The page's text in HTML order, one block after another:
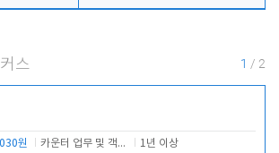
스 1 / 2
원 카운터 업무 및 객실관리(청소상태 확인, 객실판매) 1년 이상